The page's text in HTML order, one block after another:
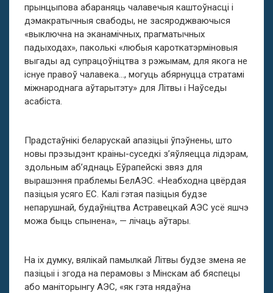
прынцыпова абараняць чалавечыя каштоўнасці і
дэмакратычныя свабоды, не засяроджваючыся
«выключна на эканамічных, прагматычных
падыходах», паколькі «любыя кароткатэрміновыя
выгады ад супрацоўніцтва з рэжымам, для якога не
існуе правоў чалавека…, могуць абярнуцца стратамі
міжнароднага аўтарытэту» для Літвы і Наўседы
асабіста.
Прадстаўнікі беларускай апазіцыі ўпэўнены, што
новы прэзыдэнт краіны-суседкі з’яўляецца лідэрам,
здольным аб’яднаць Еўрапейскі звяз для
вырашэння праблемы БелАЭС. «Неабходна цвёрдая
пазіцыя усяго ЕС. Калі гэтая пазіцыя будзе
непарушнай, будаўніцтва Астравецкай АЭС усё яшчэ
можа быць спынена», — лічаць аўтары.
На іх думку, вялікай памылкай Літвы будзе змена яе
пазіцыі і згода на перамовы з Мінскам аб бяспецы
або маніторынгу АЭС, «як гэта нядаўна